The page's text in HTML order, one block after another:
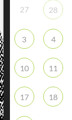
27 28
3 4
10 11
17 18